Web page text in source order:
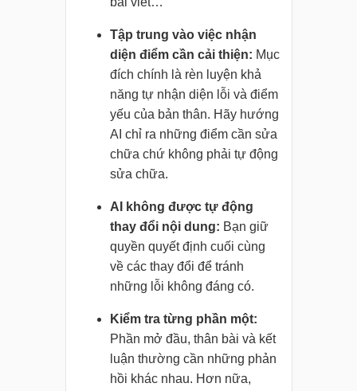
Tập trung vào việc nhận
diện điểm cần cải thiện: Mục
đích chính là rèn luyện khả
năng tự nhận diện lỗi và điểm
yếu của bản thân. Hãy hướng
AI chỉ ra những điểm cần sửa
chữa chứ không phải tự động
sửa chữa.
AI không được tự động
thay đổi nội dung: Bạn giữ
quyền quyết định cuối cùng
về các thay đổi để tránh
những lỗi không đáng có.
Kiểm tra từng phần một:
Phần mở đầu, thân bài và kết
luận thường cần những phản
hồi khác nhau. Hơn nữa,